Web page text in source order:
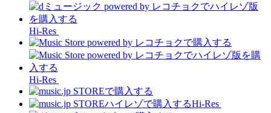
Hi-Res
Hi-Res
Hi-Res